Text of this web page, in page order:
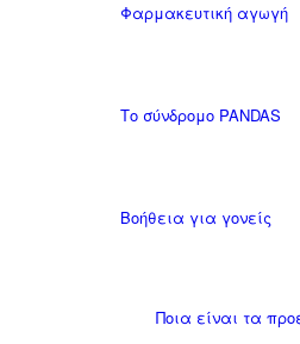
Φαρμακευτική αγωγή
Το σύνδρομο PANDAS
Βοήθεια για γονείς
Ποια είναι τα